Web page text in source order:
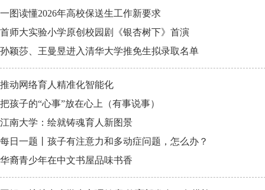
一图读懂2026年高校保送生工作新要求
首师大实验小学原创校园剧《银杏树下》首演
孙颖莎、王曼昱进入清华大学推免生拟录取名单
推动网络育人精准化智能化
把孩子的“心事”放在心上（有事说事）
江南大学：绘就铸魂育人新图景
每日一题丨孩子有注意力和多动症问题，怎么办？
华裔青少年在中文书屋品味书香